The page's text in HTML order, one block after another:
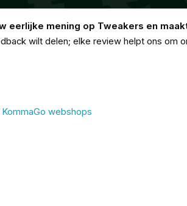
eerlijke mening op Tweakers en
wilt delen; elke review helpt ons om
KommaGo webshops